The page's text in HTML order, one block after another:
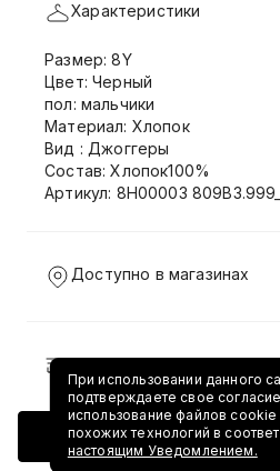
Добавить в
Характеристики
Размер: 8Y
Цвет: Черный
пол: мальчики
Материал: Хлопок
Вид : Джоггеры
Состав: Хлопок100%
Артикул: 8H00003
Доступно в магазинах
Доставка и возврат
При использовании данного
подтверждаете свое
использование файлов cookie
похожих технологий в
настоящим Уведомлением.